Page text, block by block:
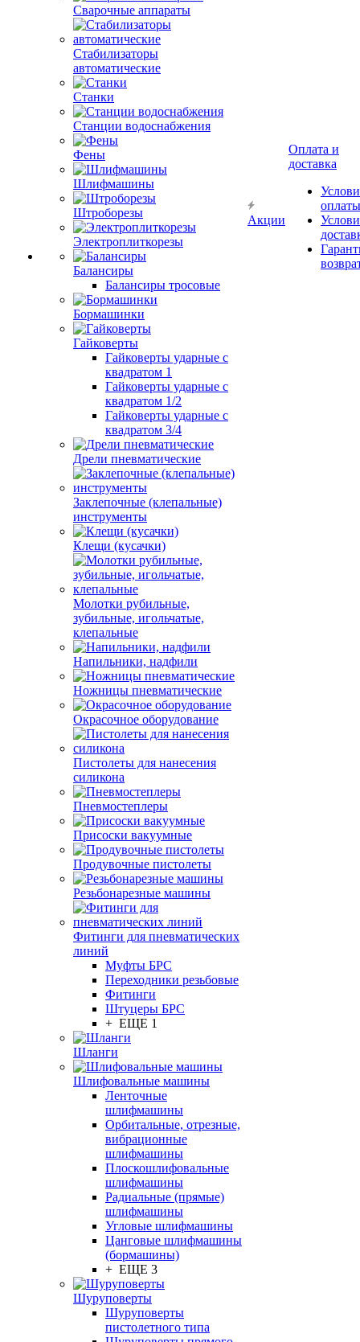
Сварочные аппараты
Стабилизаторы
автоматические
Станки
Станции водоснабжения
Фены
Шлифмашины
Штроборезы
Электроплиткорезы
Балансиры
Балансиры тросовые
Бормашинки
Гайковерты
Гайковерты ударные с
квадратом 1
Гайковерты ударные с
квадратом 1/2
Гайковерты ударные с
квадратом 3/4
Дрели пневматические
Заклепочные (клепальные)
инструменты
Клещи (кусачки)
Молотки рубильные,
зубильные, игольчатые,
клепальные
Напильники, надфили
Ножницы пневматические
Окрасочное оборудование
Пистолеты для нанесения
силикона
Пневмостеплеры
Присоски вакуумные
Продувочные пистолеты
Резьбонарезные машины
Фитинги для пневматических
линий
Муфты БРС
Переходники резьбовые
Фитинги
Штуцеры БРС
+ ЕЩЕ 1
Шланги
Шлифовальные машины
Ленточные
шлифмашины
Орбитальные, отрезные,
вибрационные
шлифмашины
Плоскошлифовальные
шлифмашины
Радиальные (прямые)
шлифмашины
Угловые шлифмашины
Цанговые шлифмашины
(бормашины)
+ ЕЩЕ 3
Шуруповерты
Шуруповерты
пистолетного типа
Акции
Оплата и
доставка
оплаты